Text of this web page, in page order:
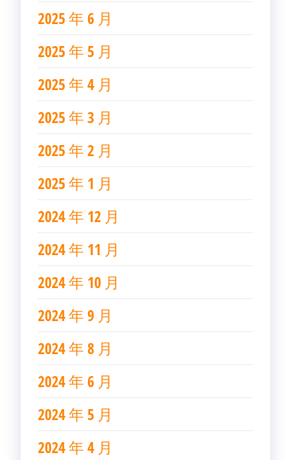
2025 年 6 月
2025 年 5 月
2025 年 4 月
2025 年 3 月
2025 年 2 月
2025 年 1 月
2024 年 12 月
2024 年 11 月
2024 年 10 月
2024 年 9 月
2024 年 8 月
2024 年 6 月
2024 年 5 月
2024 年 4 月